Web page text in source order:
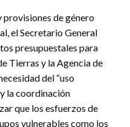
de género
el Secretario General
presupuestales para
Tierras y la Agencia de
del “uso
la coordinación
que los esfuerzos de
vulnerables como los